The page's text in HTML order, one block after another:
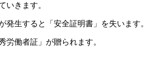
いきます。
生すると「安全証明書」を失います。
働者証」が贈られます。